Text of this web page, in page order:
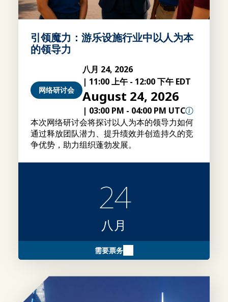
引领魔力：游乐设施行业中以人为本
的领导力
网络研讨会
八月 24, 2026
| 11:00 上午 - 12:00 下午 EDT
August 24, 2026
| 03:00 PM - 04:00 PM UTC
本次网络研讨会将探讨以人为本的领导力如何
通过释放团队潜力、提升绩效并创造持久的竞
争优势，助力组织蓬勃发展。
24
八月
需要票务